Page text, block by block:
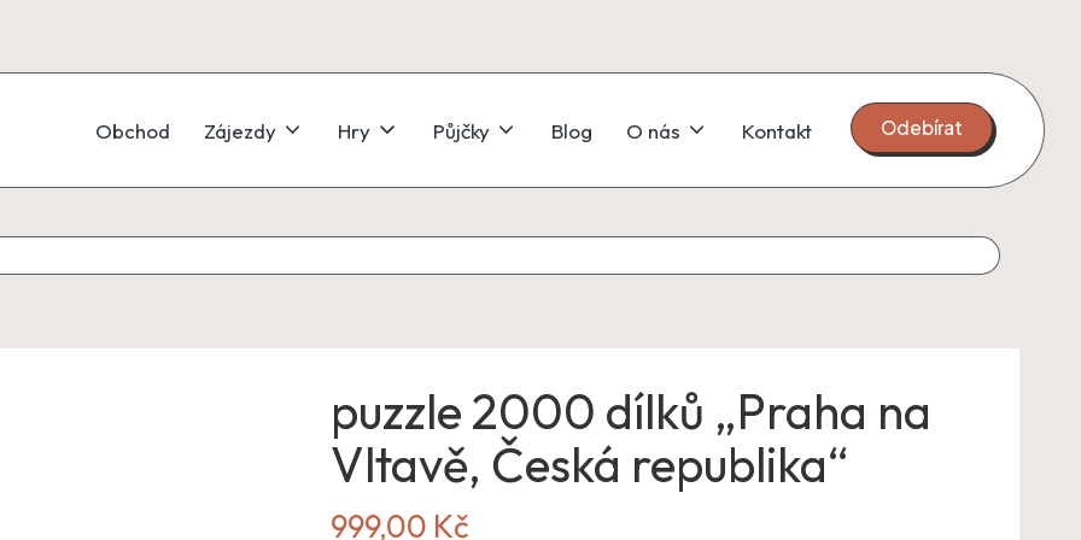
Obchod Zájezdy Hry Půjčky Blog O nás Kontakt Odebírat
puzzle 2000 dílků „Praha na
Vltavě, Česká republika“
999,00 Kč